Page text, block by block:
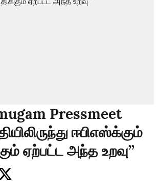
Pressmeet
ஈபிஎஸ்க்கும்
ஏற்பட்ட அந்த உறவு’’